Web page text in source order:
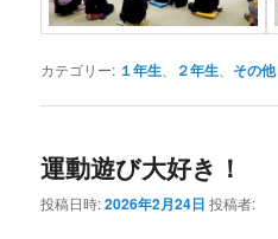
カテゴリー: １年生 ２年生 その他
運動遊び大好き！
投稿日時:2026年2月24日 投稿者: